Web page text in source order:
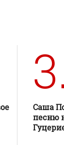
Саша
песню